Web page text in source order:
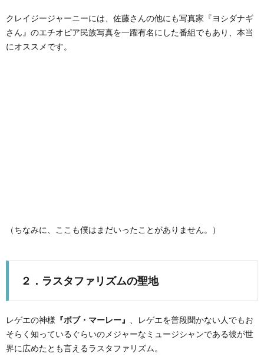
クレイジージャーニーには、佐藤さんの他にも写真家『ヨシダナギ
さん』のエチオピア民族写真を一躍有名にした番組でもあり、本当
にオススメです。
（ちなみに、ここも僕はまだいったことがありません。）
２．ラスタファリズムの聖地
レゲエの神様 『ボブ・マーレー』
、レゲエを普段聞かない人でもお
そらく知っているぐらいのメジャーなミュージシャンである彼が世
界に広めたとも言えるラスタファリズム。